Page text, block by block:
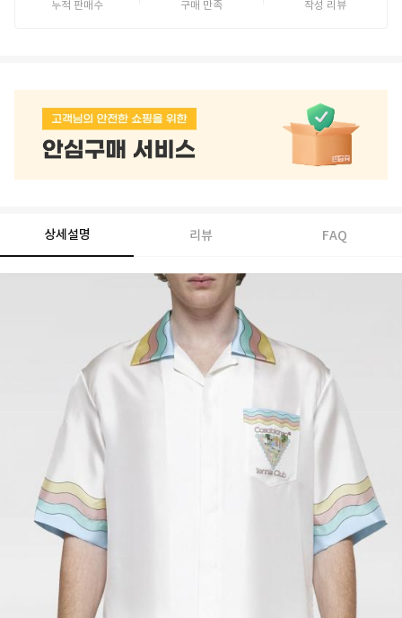
누적 판매수 구매 만족 작성 리뷰
상세설명 리뷰 FAQ